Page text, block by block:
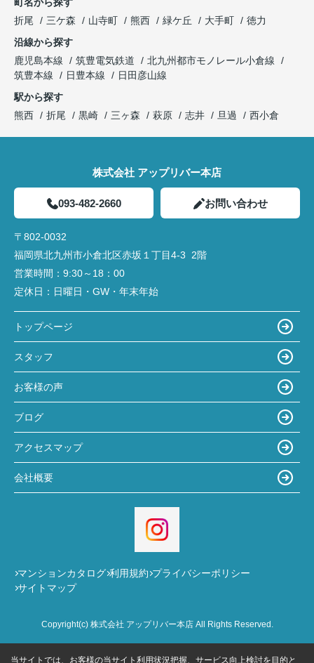
折尾
三ケ森 山寺町 熊西 緑ケ丘 大手町
徳力
沿線から探す
鹿児島本線
筑豊電気鉄道
北九州都市モノレール小倉線
筑豊本線
日豊本線
日田彦山線
駅から探す
熊西
折尾 黒崎 三ヶ森 萩原 志井 旦過 西小倉
株式会社 アップリバー本店
093-482-2660 お問い合わせ
〒802-0032
福岡県北九州市小倉北区赤坂１丁目4‐3 2階
営業時間： 9:30～18：00
定休日： 日曜日・GW・年末年始
トップページ
スタッフ
お客様の声
ブログ
アクセスマップ
会社概要
マンションカタログ 利用規約 プライバシーポリシー
サイトマップ
Copyright(c) 株式会社 アップリバー本店 All Rights Reserved.
当サイトでは、お客様の当サイト利用状況把握、サービス向上検討を目的と